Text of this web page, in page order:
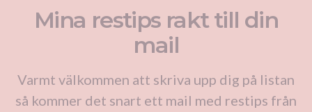
Mina restips rakt till din
mail
Varmt välkommen att skriva upp dig på listan
så kommer det snart ett mail med restips från